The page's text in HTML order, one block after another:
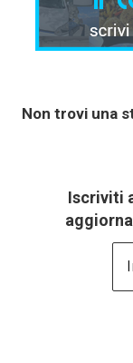
Non trovi una
Iscriviti